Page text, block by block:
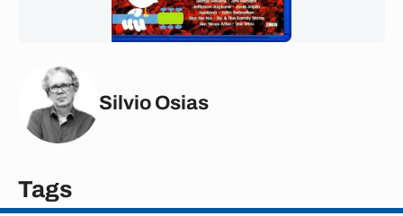
Silvio Osias
Tags